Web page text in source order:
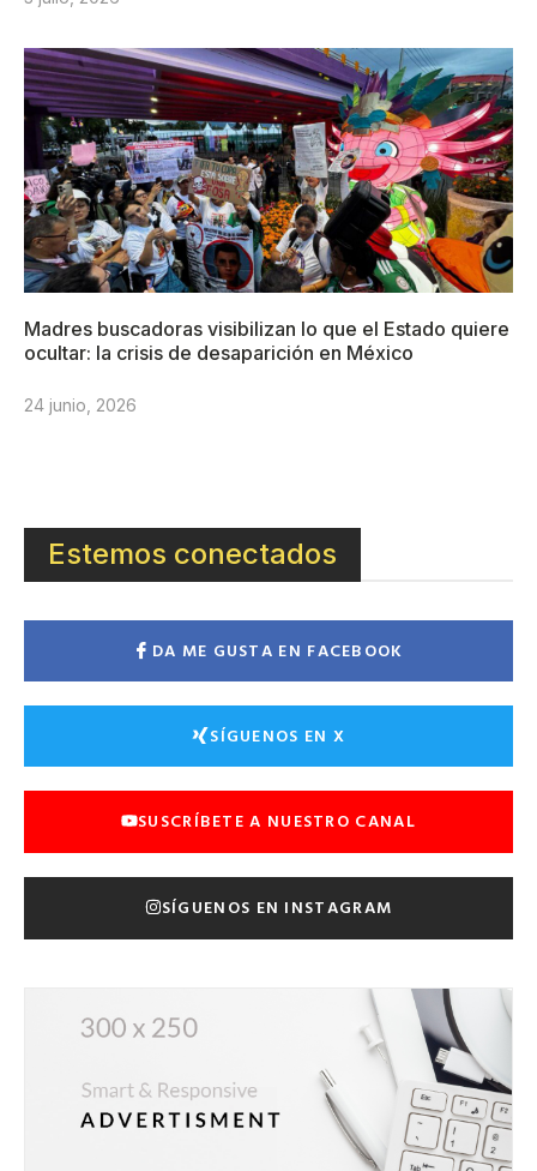
Madres buscadoras visibilizan lo que el Estado quiere
ocultar: la crisis de desaparición en México
24 junio, 2026
Estemos conectados
DA ME GUSTA EN FACEBOOK
SÍGUENOS EN X
SUSCRÍBETE A NUESTRO CANAL
SÍGUENOS EN INSTAGRAM